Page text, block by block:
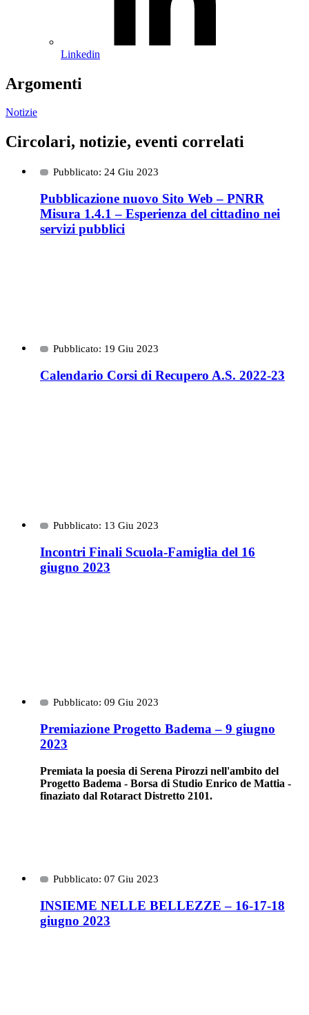
Linkedin
Argomenti
Notizie
Circolari, notizie, eventi correlati
Pubblicato: 24 Giu 2023
Pubblicazione nuovo Sito Web – PNRR
Misura 1.4.1 – Esperienza del cittadino nei
servizi pubblici
Pubblicato: 19 Giu 2023
Calendario Corsi di Recupero A.S. 2022-23
Pubblicato: 13 Giu 2023
Incontri Finali Scuola-Famiglia del 16
giugno 2023
Pubblicato: 09 Giu 2023
Premiazione Progetto Badema – 9 giugno
2023
Premiata la poesia di Serena Pirozzi nell'ambito del
Progetto Badema - Borsa di Studio Enrico de Mattia -
finaziato dal Rotaract Distretto 2101.
Pubblicato: 07 Giu 2023
INSIEME NELLE BELLEZZE – 16-17-18
giugno 2023